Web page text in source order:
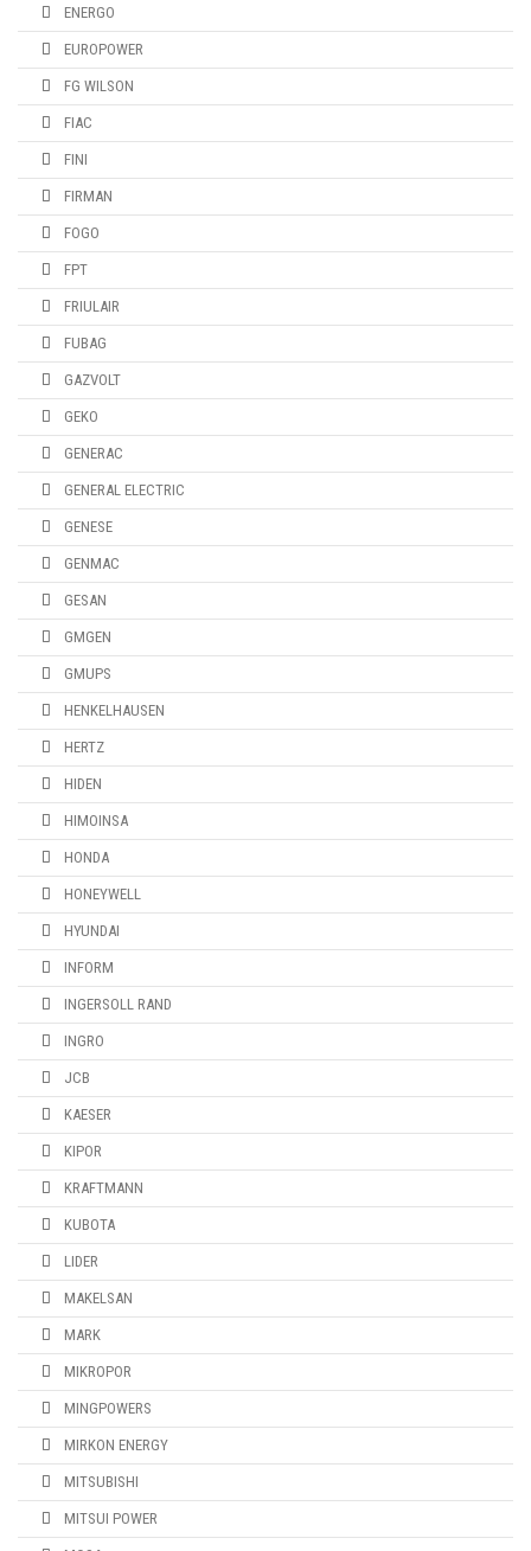
ENERGO
EUROPOWER
FG WILSON
FIAC
FINI
FIRMAN
FOGO
FPT
FRIULAIR
FUBAG
GAZVOLT
GEKO
GENERAC
GENERAL ELECTRIC
GENESE
GENMAC
GESAN
GMGEN
GMUPS
HENKELHAUSEN
HERTZ
HIDEN
HIMOINSA
HONDA
HONEYWELL
HYUNDAI
INFORM
INGERSOLL RAND
INGRO
JCB
KAESER
KIPOR
KRAFTMANN
KUBOTA
LIDER
MAKELSAN
MARK
MIKROPOR
MINGPOWERS
MIRKON ENERGY
MITSUBISHI
MITSUI POWER